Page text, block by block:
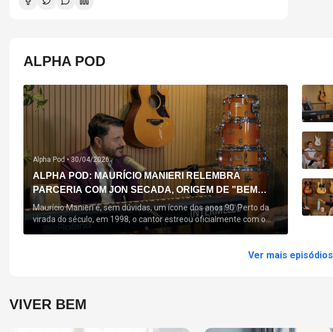
ALPHA POD
Alpha Pod • 30/04/2026
ALPHA POD: MAURÍCIO MANIERI RELEMBRA
PARCERIA COM JON SECADA, ORIGEM DE "BEM
QUERER" E MAIS
Maurício Manieri é, sem dúvidas, um ícone dos anos 90. Perto da
virada do século, em 1998, o cantor estreou oficialmente com o
seu primeiro disco, "A Noite Inteira", no qual estão canções que lhe
Querer" e "Minha Menina". Em 2026, o astro segue com o […]Ver mais episódios
VIVER BEM